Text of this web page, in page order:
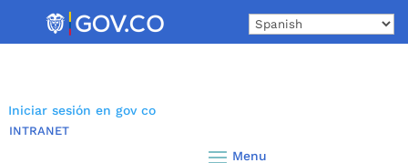
Iniciar sesión en gov co
INTRANET